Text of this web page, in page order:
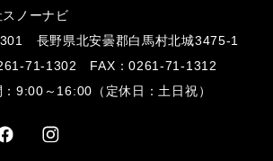
ノーナビ
長野県北安曇郡白馬村北城3475-1
71-1302
FAX：0261-71-1312
9:00～16:00（定休日：土日祝）